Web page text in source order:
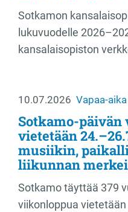
Sotkamon
lukuvuodelle
kansalaisopiston
10.07.2026 Vapaa-
Sotkamo-
vietetään
musiikin,
liikunnan
Sotkamo täyttää 379
viikonloppua